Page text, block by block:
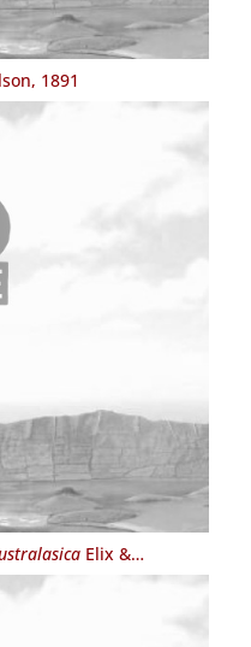
1891
Elix &